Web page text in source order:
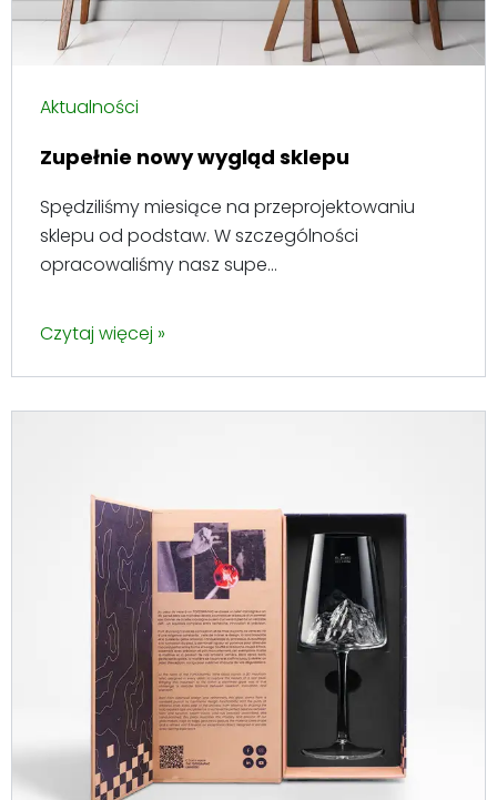
Aktualności
Zupełnie nowy wygląd sklepu
Spędziliśmy miesiące na przeprojektowaniu
sklepu od podstaw. W szczególności
opracowaliśmy nasz supe...
Czytaj więcej »